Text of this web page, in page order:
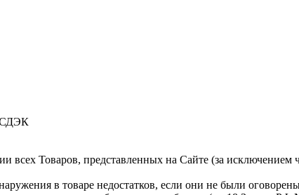
СДЭК
всех Товаров, представленных на Сайте (за исключением
в товаре недостатков, если они не были